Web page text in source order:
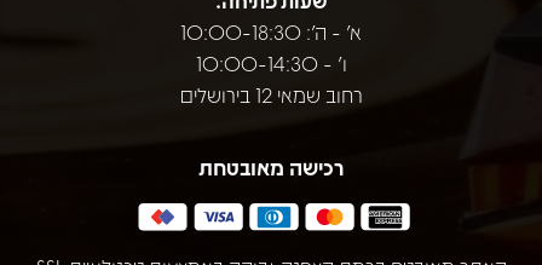
א' - ה': 10:00-18:30
ו' - 10:00-14:30
רחוב שמאי 12 בירושלים
רכישה מאובטחת